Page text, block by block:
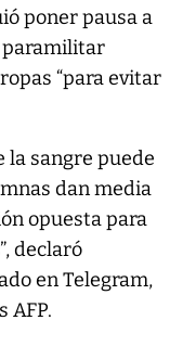
poner pausa a
paramilitar
“para evitar
la sangre puede
dan media
opuesta para
declaró
en Telegram,
AFP.